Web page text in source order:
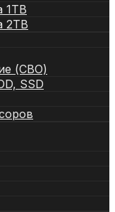
1TB
2TB
(СВО)
SSD